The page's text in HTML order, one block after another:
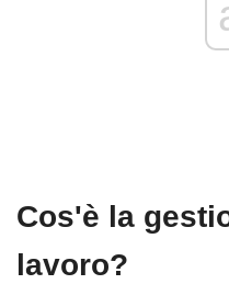
Cos'è la
lavoro?